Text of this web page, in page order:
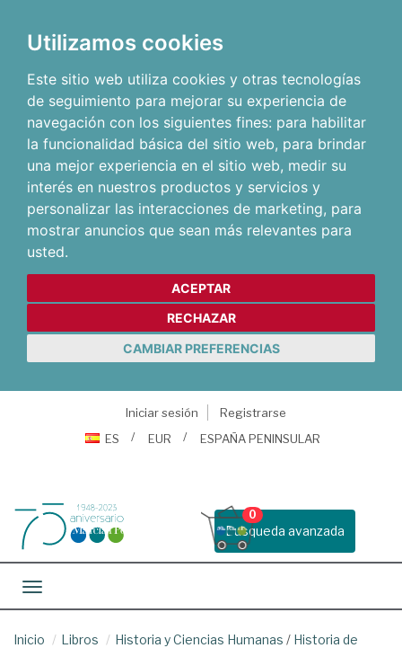
Utilizamos cookies
Este sitio web utiliza cookies y otras tecnologías
de seguimiento para mejorar su experiencia de
navegación con los siguientes fines: para habilitar
la funcionalidad básica del sitio web, para brindar
una mejor experiencia en el sitio web, medir su
interés en nuestros productos y servicios y
personalizar las interacciones de marketing, para
mostrar anuncios que sean más relevantes para
usted.
ACEPTAR
RECHAZAR
CAMBIAR PREFERENCIAS
Iniciar sesión
Registrarse
ES
EUR ESPAÑA PENINSULAR
Busqueda avanzada
0
Toggle navigation
Inicio Libros Historia y Ciencias Humanas / Historia de